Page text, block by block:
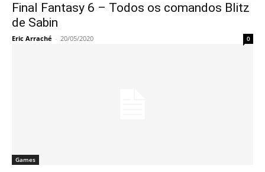
Final Fantasy 6 – Todos os comandos Blitz
de Sabin
Eric Arraché - 20/05/2020 0
Games